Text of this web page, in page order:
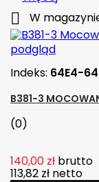
 W
podgląd
Indeks: 64E4-
B381-3
(0)
140,00 zł brutto
113,82 zł netto